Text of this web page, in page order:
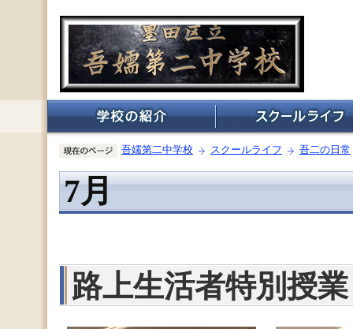
吾嬬第二中学校 スクールライフ 吾二の日常
7月
路上生活者特別授業